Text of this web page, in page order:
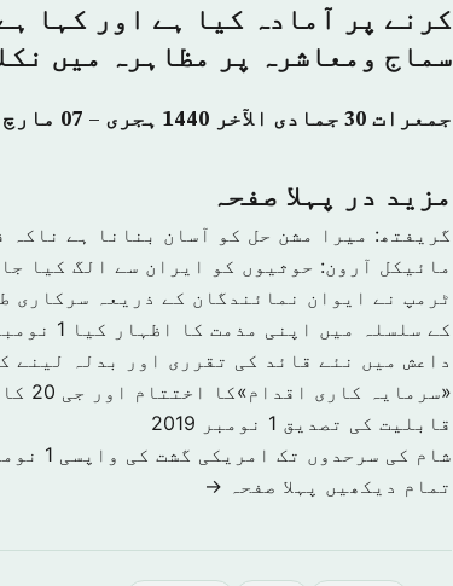
کرنے پر آمادہ کیا ہے اور کہا
سماج ومعاشرہ پر مظاہرہ میں
جمعرات 30 جمادی الآخر 1440 ہجری – 07 مارچ 2019ء – شمارہ نمبر [14709]
مزید در پہلا صفحہ
گریفتھ: میرا مشن حل کو آسان بنانا ہے ناکہ
مائیکل آرون: حوثیوں کو ایران سے الگ کیا
ٹرمپ نے ایوان نمائندگان کے ذریعہ سرکاری
کے سلسلہ میں اپنی مذمت کا اظہار کیا 1 نومبر 2019
داعش میں نئے قائد کی تقرری اور بدلہ لینے
قابلیت کی تصدیق 1 نومبر 2019
شام کی سرحدوں تک امریکی گشت کی واپسی 1 نومبر 2019
تمام دیکھیں پہلا صفحہ →